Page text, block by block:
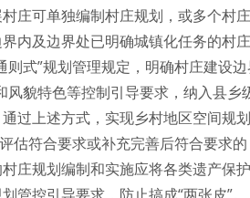
庄可单独编制村庄规划，或多个村
内及边界处已明确城镇化任务的村
式”规划管理规定，明确村庄建设
貌特色等控制引导要求，纳入县乡
过上述方式，实现乡村地区空间规
估符合要求或补充完善后符合要求
庄规划编制和实施应将各类遗产保